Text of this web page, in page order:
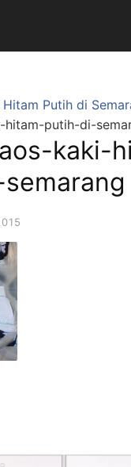
Putih di
putih-di-
kaki-